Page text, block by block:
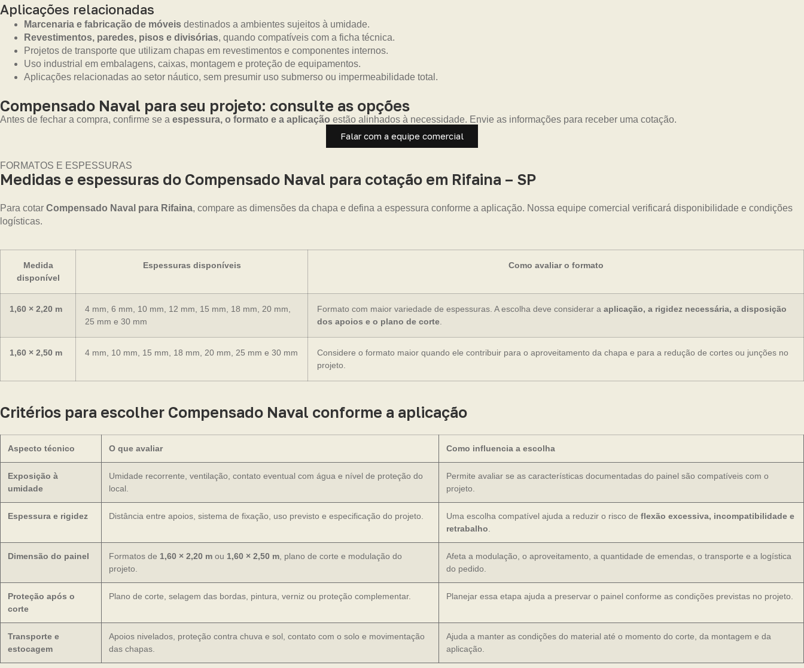
Aplicações relacionadas
Marcenaria e fabricação de móveis destinados a ambientes sujeitos à umidade.
Revestimentos, paredes, pisos e divisórias, quando compatíveis com a ficha técnica.
Projetos de transporte que utilizam chapas em revestimentos e componentes internos.
Uso industrial em embalagens, caixas, montagem e proteção de equipamentos.
Aplicações relacionadas ao setor náutico, sem presumir uso submerso ou impermeabilidade total.
Compensado Naval para seu projeto: consulte as opções
Antes de fechar a compra, confirme se a espessura, o formato e a aplicação estão alinhados à necessidade. Envie as informações para receber uma cotação.
Falar com a equipe comercial
FORMATOS E ESPESSURAS
Medidas e espessuras do Compensado Naval para cotação em Rifaina – SP
Para cotar Compensado Naval para Rifaina, compare as dimensões da chapa e defina a espessura conforme a aplicação. Nossa equipe comercial verificará disponibilidade e condições
logísticas.
Medida
disponível
Espessuras disponíveis Como avaliar o formato
1,60 × 2,20 m
4 mm, 6 mm, 10 mm, 12 mm, 15 mm, 18 mm, 20 mm,
25 mm e 30 mm
Formato com maior variedade de espessuras. A escolha deve considerar a aplicação, a rigidez necessária, a disposição
dos apoios e o plano de corte.
1,60 × 2,50 m 4 mm, 10 mm, 15 mm, 18 mm, 20 mm, 25 mm e 30 mm
Considere o formato maior quando ele contribuir para o aproveitamento da chapa e para a redução de cortes ou junções no
projeto.
Critérios para escolher Compensado Naval conforme a aplicação
Aspecto técnico O que avaliar Como influencia a escolha
Exposição à
umidade
Umidade recorrente, ventilação, contato eventual com água e nível de proteção do
local.
Permite avaliar se as características documentadas do painel são compatíveis com o
projeto.
Espessura e rigidez Distância entre apoios, sistema de fixação, uso previsto e especificação do projeto. Uma escolha compatível ajuda a reduzir o risco de flexão excessiva, incompatibilidade e
retrabalho.
Dimensão do painel Formatos de 1,60 × 2,20 m ou 1,60 × 2,50 m, plano de corte e modulação do
projeto.
Afeta a modulação, o aproveitamento, a quantidade de emendas, o transporte e a logística
do pedido.
Proteção após o
corte
Plano de corte, selagem das bordas, pintura, verniz ou proteção complementar. Planejar essa etapa ajuda a preservar o painel conforme as condições previstas no projeto.
Transporte e
estocagem
Apoios nivelados, proteção contra chuva e sol, contato com o solo e movimentação
das chapas.
Ajuda a manter as condições do material até o momento do corte, da montagem e da
aplicação.